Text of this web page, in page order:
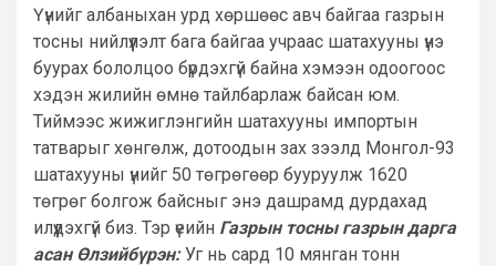
Үүнийг албаныхан урд хөршөөс авч байгаа газрын
тосны нийлүүлэлт бага байгаа учраас шатахууны үнэ
буурах бололцоо бүрдэхгүй байна хэмээн одоогоос
хэдэн жилийн өмнө тайлбарлаж байсан юм.
Тиймээс жижиглэнгийн шатахууны импортын
татварыг хөнгөлж, дотоодын зах зээлд Монгол-93
шатахууны үнийг 50 төгрөгөөр бууруулж 1620
төгрөг болгож байсныг энэ дашрамд дурдахад
илүүдэхгүй биз. Тэр үеийн Газрын тосны газрын дарга
асан Өлзийбүрэн:Уг нь сард 10 мянган тонн